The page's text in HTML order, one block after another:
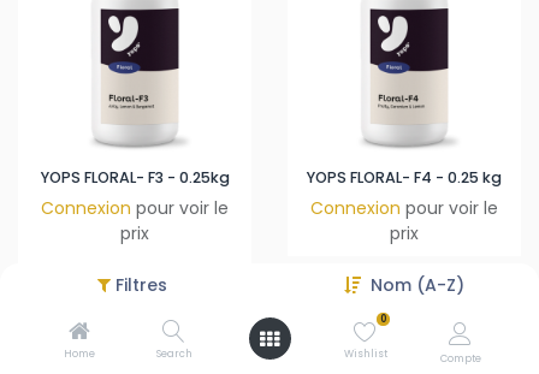
Filtres Nom (A-Z)
Home Search
0
Wishlist Compte
YOPS FLORAL- F3 - 0.25kg
Connexion pour voir le
prix
YOPS FLORAL- F4 - 0.25 kg
Connexion pour voir le
prix